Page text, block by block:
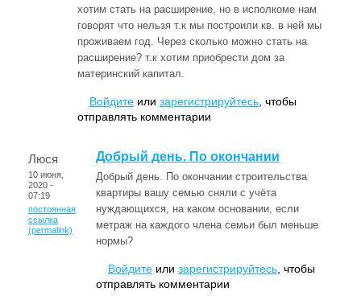
хотим стать на расширение, но в исполкоме нам
говорят что нельзя т.к мы построили кв. в ней мы
проживаем год. Через сколько можно стать на
расширение? т.к хотим приобрести дом за
материнский капитал.
Войдите или зарегистрируйтесь , чтобы
отправлять комментарии
Люся
10 июня,
2020 -
07:19
постоянная
ссылка
(permalink)
Добрый день. По окончании
Добрый день. По окончании строительства
квартиры вашу семью сняли с учёта
нуждающихся, на каком основании, если
метраж на каждого члена семьи был меньше
нормы?
Войдите или зарегистрируйтесь , чтобы
отправлять комментарии